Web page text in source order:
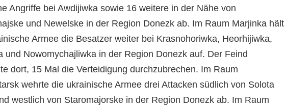
Angriffe bei Awdijiwka sowie 16 weitere in der Nähe von
und Newelske in der Region Donezk ab. Im Raum Marjinka hält
Armee die Besatzer weiter bei Krasnohoriwka, Heorhijiwka,
und Nowomychajliwka in der Region Donezk auf. Der Feind
dort, 15 Mal die Verteidigung durchzubrechen. Im Raum
wehrte die ukrainische Armee drei Attacken südlich von Solota
westlich von Staromajorske in der Region Donezk ab. Im Raum